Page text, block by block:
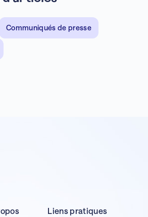
Communiqués de presse
Liens pratiques